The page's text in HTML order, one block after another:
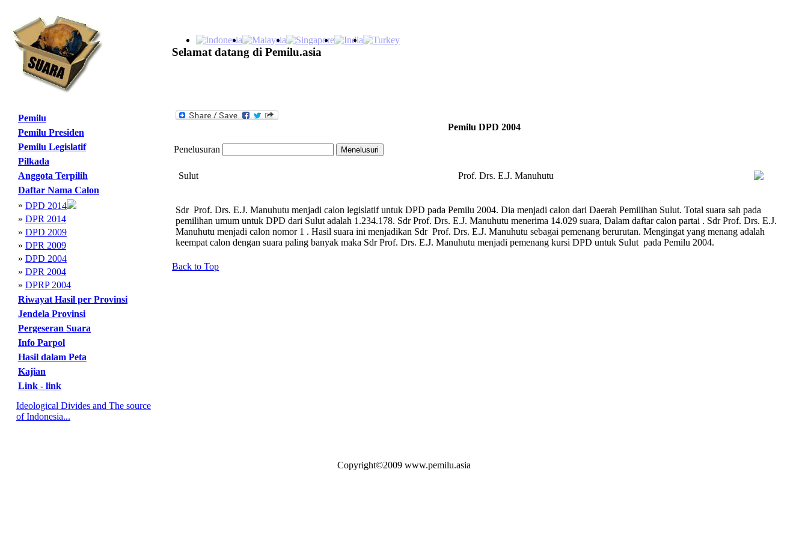
Selamat datang di Pemilu.asia
Pemilu
Pemilu Presiden
Pemilu Legislatif
Pilkada
Anggota Terpilih
Daftar Nama Calon
» DPD 2014
» DPR 2014
» DPD 2009
» DPR 2009
» DPD 2004
» DPR 2004
» DPRP 2004
Riwayat Hasil per Provinsi
Jendela Provinsi
Pergeseran Suara
Info Parpol
Hasil dalam Peta
Kajian
Link - link
Ideological Divides and The source
of Indonesia...
Pemilu DPD 2004
Penelusuran
Sulut Prof. Drs. E.J. Manuhutu
Sdr Prof. Drs. E.J. Manuhutu menjadi calon legislatif untuk DPD pada Pemilu 2004. Dia menjadi calon dari Daerah Pemilihan Sulut. Total suara sah pada
pemilihan umum untuk DPD dari Sulut adalah 1.234.178. Sdr Prof. Drs. E.J. Manuhutu menerima 14.029 suara, Dalam daftar calon partai . Sdr Prof. Drs. E.J.
Manuhutu menjadi calon nomor 1 . Hasil suara ini menjadikan Sdr Prof. Drs. E.J. Manuhutu sebagai pemenang berurutan. Mengingat yang menang adalah
keempat calon dengan suara paling banyak maka Sdr Prof. Drs. E.J. Manuhutu menjadi pemenang kursi DPD untuk Sulut pada Pemilu 2004.
Back to Top
Copyright©2009 www.pemilu.asia